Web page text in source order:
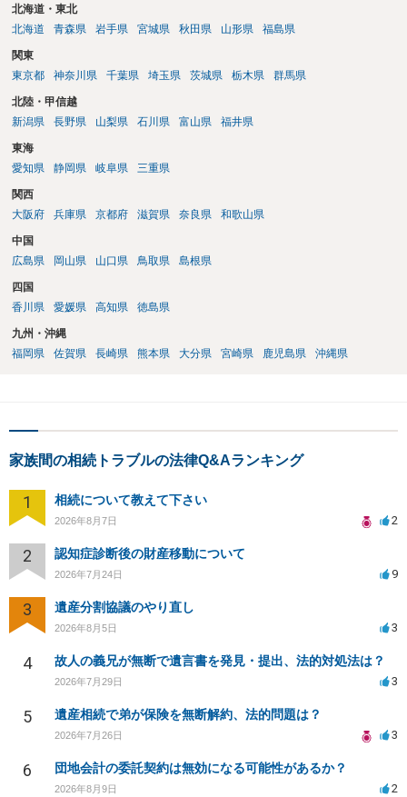
北海道・東北
北海道
青森県 岩手県 宮城県 秋田県 山形県 福島県
関東
東京都
神奈川県 千葉県 埼玉県 茨城県 栃木県 群馬県
北陸・甲信越
新潟県
長野県 山梨県 石川県 富山県 福井県
東海
愛知県
静岡県 岐阜県 三重県
関西
大阪府
兵庫県 京都府 滋賀県 奈良県 和歌山県
中国
広島県
岡山県 山口県 鳥取県 島根県
四国
香川県
愛媛県 高知県 徳島県
九州・沖縄
福岡県
佐賀県 長崎県 熊本県 大分県 宮崎県 鹿児島県 沖縄県
家族間の相続トラブルの法律Q&Aランキング
1 相続について教えて下さい
2026年8月7日 2
2 認知症診断後の財産移動について
2026年7月24日 9
3 遺産分割協議のやり直し
2026年8月5日 3
4 故人の義兄が無断で遺言書を発見・提出、法的対処法は？
2026年7月29日 3
5 遺産相続で弟が保険を無断解約、法的問題は？
2026年7月26日 3
6 団地会計の委託契約は無効になる可能性があるか？
2026年8月9日 2